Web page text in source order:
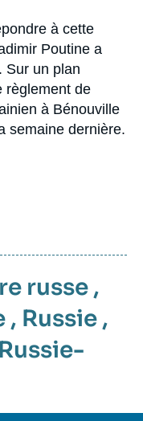
à cette
Poutine a
Sur un plan
règlement de
à Bénouville
semaine dernière.
russe ,
, Russie ,
Russie-